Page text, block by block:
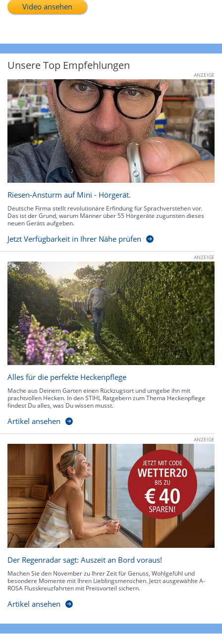
Video ansehen
Unsere Top Empfehlungen
ANZEIGE
Riesen-Ansturm auf Mini - Hörgerät.
Deutsche Firma stellt revolutionäre Erfindung für Sprachverstehen vor.
Das ist der Grund, warum Männer über 55 Hörgeräte zugunsten dieses
neuen Geräts aufgeben.
Jetzt Verfügbarkeit in Ihrer Nähe prüfen
ANZEIGE
Alles für die perfekte Heckenpflege
Mache aus Deinem Garten einen Rückzugsort und umgebe ihn mit
prachtvollen Hecken. In den STIHL Ratgebern zum Thema Heckenpflege
findest Du alles, was Du wissen musst.
Artikel ansehen
ANZEIGE
Der Regenradar sagt: Auszeit an Bord voraus!
Machen Sie den November zu Ihrer Zeit für Genuss, Wohlgefühl und
besondere Momente mit Ihren Lieblingsmenschen. Jetzt ausgewählte A-
ROSA Flusskreuzfahrten mit Preisvorteil sichern.
Artikel ansehen